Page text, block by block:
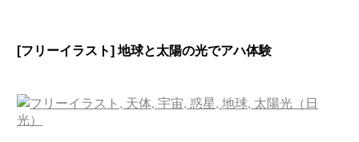
[フリーイラスト] 地球と太陽の光でアハ体験